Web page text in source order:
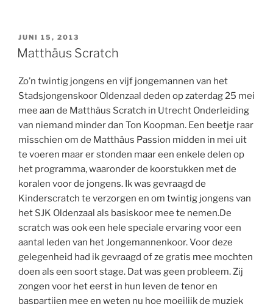
GEPLAATST
OP
JUNI 15, 2013
Matthäus Scratch
Zo’n twintig jongens en vijf jongemannen van het
Stadsjongenskoor Oldenzaal deden op zaterdag 25 mei
mee aan de Matthäus Scratch in Utrecht Onderleiding
van niemand minder dan Ton Koopman. Een beetje raar
misschien om de Matthäus Passion midden in mei uit
te voeren maar er stonden maar een enkele delen op
het programma, waaronder de koorstukken met de
koralen voor de jongens. Ik was gevraagd de
Kinderscratch te verzorgen en om twintig jongens van
het SJK Oldenzaal als basiskoor mee te nemen.De
scratch was ook een hele speciale ervaring voor een
aantal leden van het Jongemannenkoor. Voor deze
gelegenheid had ik gevraagd of ze gratis mee mochten
doen als een soort stage. Dat was geen probleem. Zij
zongen voor het eerst in hun leven de tenor en
baspartijen mee en weten nu hoe moeilijk de muziek